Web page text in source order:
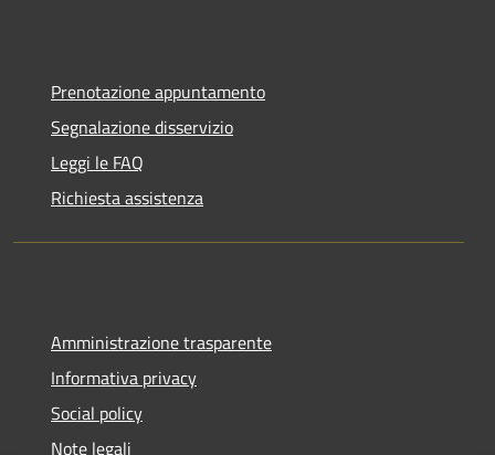
Prenotazione appuntamento
Segnalazione disservizio
Leggi le FAQ
Richiesta assistenza
Amministrazione trasparente
Informativa privacy
Social policy
Note legali